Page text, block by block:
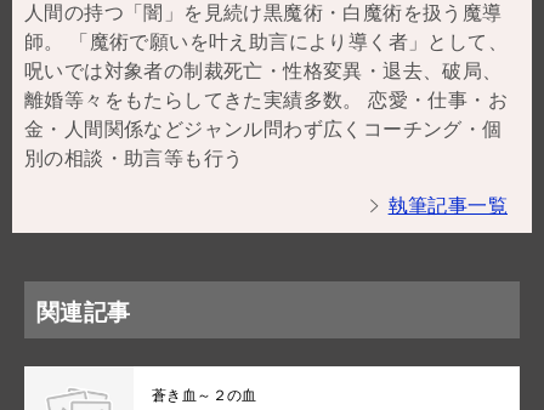
人間の持つ「闇」を見続け黒魔術・白魔術を扱う魔導
師。 「魔術で願いを叶え助言により導く者」として、
呪いでは対象者の制裁死亡・性格変異・退去、破局、
離婚等々をもたらしてきた実績多数。 恋愛・仕事・お
金・人間関係などジャンル問わず広くコーチング・個
別の相談・助言等も行う
執筆記事一覧
関連記事
蒼き血～２の血